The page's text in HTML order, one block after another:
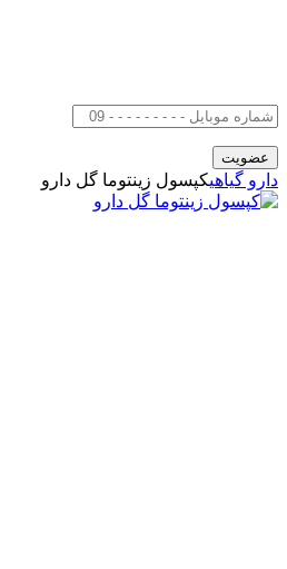
دارو گیاهیکپسول زینتوما گل دارو